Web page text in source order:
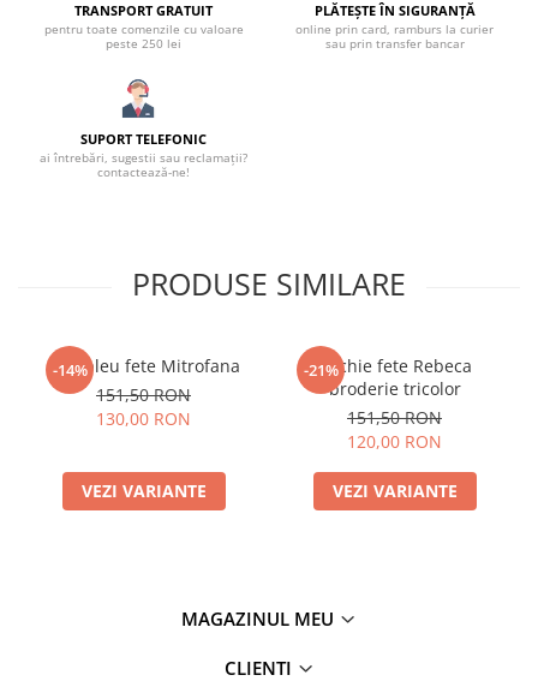
TRANSPORT GRATUIT
pentru toate comenzile cu valoare
peste 250 lei
PLĂTEȘTE ÎN SIGURANȚĂ
online prin card, ramburs la curier
sau prin transfer bancar
SUPORT TELEFONIC
ai întrebări, sugestii sau reclamații?
contactează-ne!
PRODUSE SIMILARE
-14%
Compleu fete Mitrofana
151,50 RON
130,00 RON
VEZI VARIANTE
-21%
Rochie fete Rebeca
broderie tricolor
151,50 RON
120,00 RON
VEZI VARIANTE
MAGAZINUL MEU
CLIENTI